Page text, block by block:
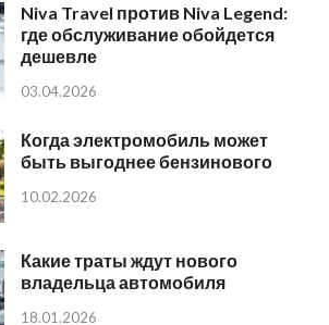
Niva Travel против Niva Legend:
где обслуживание обойдется
дешевле
03.04.2026
Когда электромобиль может
быть выгоднее бензинового
10.02.2026
Какие траты ждут нового
владельца автомобиля
18.01.2026